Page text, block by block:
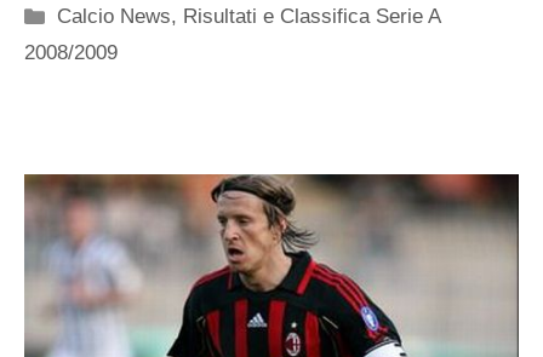
Categorie
Calcio News, Risultati e Classifica Serie A
2008/2009